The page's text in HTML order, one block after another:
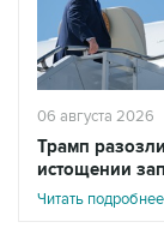
06 августа 2026
Трамп
истощении
Читать подробнее